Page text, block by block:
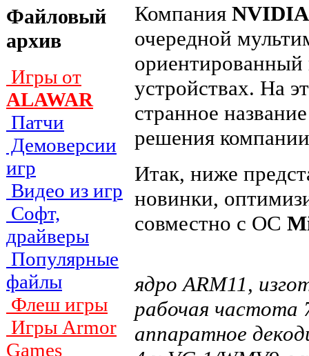
Файловый
архив
Игры от
ALAWAR
Патчи
Демоверсии
игр
Видео из игр
Софт,
драйверы
Популярные
файлы
Флеш игры
Игры Armor
Games
Компания NVIDIA
очередной
ориентированный
устройствах. На
странное
решения
Итак, ниже
новинки,
совместно с ОС
ядро ARM11,
рабочая
аппаратное